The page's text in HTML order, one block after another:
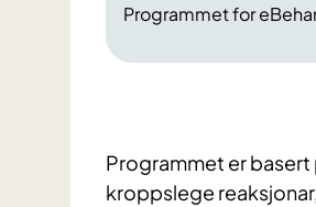
Programmet for
Programmet er
kroppslege